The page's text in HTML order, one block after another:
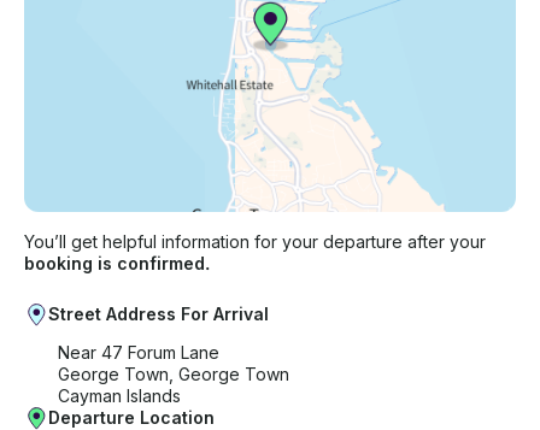
You’ll get helpful information for your departure after your
booking is confirmed.
Street Address For Arrival
Near 47 Forum Lane
George Town, George Town
Cayman Islands
Departure Location